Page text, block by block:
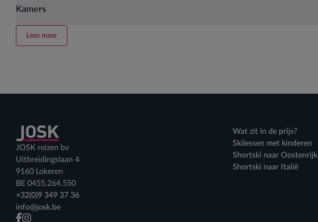
Kamers
Lees meer
Terug naar home
JOSK reizen bv
Uitbreidingslaan 4
9160 Lokeren
BE 0455.264.550
+32(0)9 349 37 36
info@josk.be
Wat zit in de prijs?
Skilessen met kinderen
Shortski naar Oostenrijk
Shortski naar Italië